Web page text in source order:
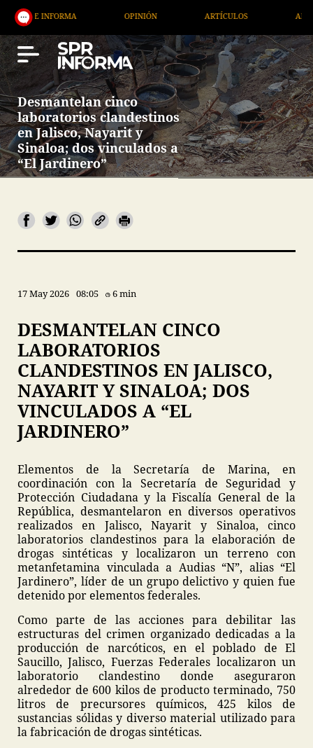
OPINIÓN ARTÍCULOS ARTE /
Desmantelan cinco
laboratorios clandestinos
en Jalisco, Nayarit y
Sinaloa; dos vinculados a
“El Jardinero”
17 May 2026 08:05 6 min
DESMANTELAN CINCO
LABORATORIOS
CLANDESTINOS EN JALISCO,
NAYARIT Y SINALOA; DOS
VINCULADOS A “EL
JARDINERO”
Elementos de la Secretaría de Marina, en
coordinación con la Secretaría de Seguridad y
Protección Ciudadana y la Fiscalía General de la
República, desmantelaron en diversos operativos
realizados en Jalisco, Nayarit y Sinaloa, cinco
laboratorios clandestinos para la elaboración de
drogas sintéticas y localizaron un terreno con
metanfetamina vinculada a Audias “N”, alias “El
Jardinero”, líder de un grupo delictivo y quien fue
detenido por elementos federales.
Como parte de las acciones para debilitar las
estructuras del crimen organizado dedicadas a la
producción de narcóticos, en el poblado de El
Saucillo, Jalisco, Fuerzas Federales localizaron un
laboratorio clandestino donde aseguraron
alrededor de 600 kilos de producto terminado, 750
litros de precursores químicos, 425 kilos de
sustancias sólidas y diverso material utilizado para
la fabricación de drogas sintéticas.